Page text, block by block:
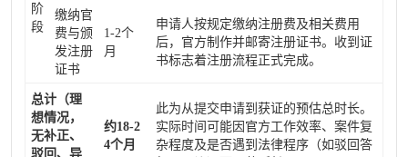
阶
段
缴纳官
费与颁
发注册
证书
1-2个
月
申请人按规定缴纳注册费及相关费用
后，官方制作并邮寄注册证书。收到证
书标志着注册流程正式完成。
总计（理
想情况，
无补正、
驳回、异
约18-2
4个月
此为从提交申请到获证的预估总时长。
实际时间可能因官方工作效率、案件复
杂程度及是否遇到法律程序（如驳回答